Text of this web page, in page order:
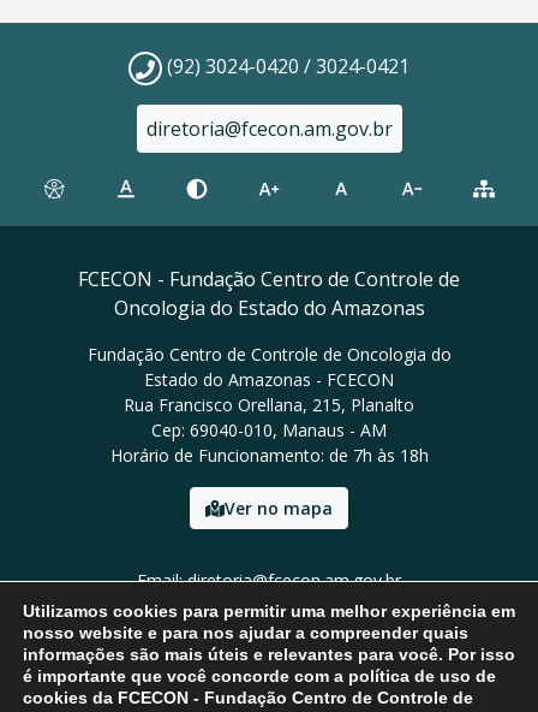
(92) 3024-0420 / 3024-0421
diretoria@fcecon.am.gov.br
FCECON - Fundação Centro de Controle de
Oncologia do Estado do Amazonas
Fundação Centro de Controle de Oncologia do
Estado do Amazonas - FCECON
Rua Francisco Orellana, 215, Planalto
Cep: 69040-010, Manaus - AM
Horário de Funcionamento: de 7h às 18h
Ver no mapa
Email: diretoria@fcecon.am.gov.br
Tel: (92) 3024-0420 / 3024-0421
Utilizamos cookies para permitir uma melhor experiência em
nosso website e para nos ajudar a compreender quais
informações são mais úteis e relevantes para você. Por isso
é importante que você concorde com a política de uso de
cookies da FCECON - Fundação Centro de Controle de